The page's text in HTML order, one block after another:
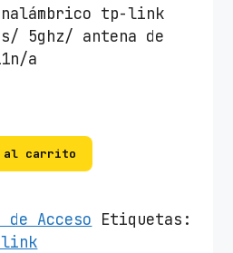
tp-link
5ghz/ antena de
a
al carrito
de Acceso Etiquetas:
link